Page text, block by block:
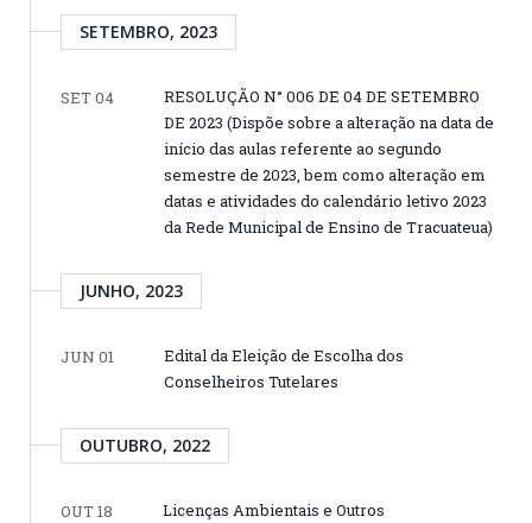
SETEMBRO, 2023
SET 04
RESOLUÇÃO N° 006 DE 04 DE SETEMBRO
DE 2023 (Dispõe sobre a alteração na data de
início das aulas referente ao segundo
semestre de 2023, bem como alteração em
datas e atividades do calendário letivo 2023
da Rede Municipal de Ensino de Tracuateua)
JUNHO, 2023
JUN 01
Edital da Eleição de Escolha dos
Conselheiros Tutelares
OUTUBRO, 2022
OUT 18 Licenças Ambientais e Outros